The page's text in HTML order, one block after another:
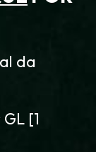
da
[1